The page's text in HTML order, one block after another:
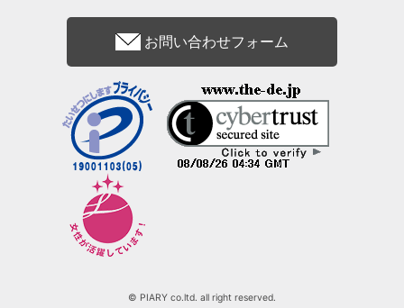
お問い合わせフォーム
© PIARY co.ltd. all right reserved.